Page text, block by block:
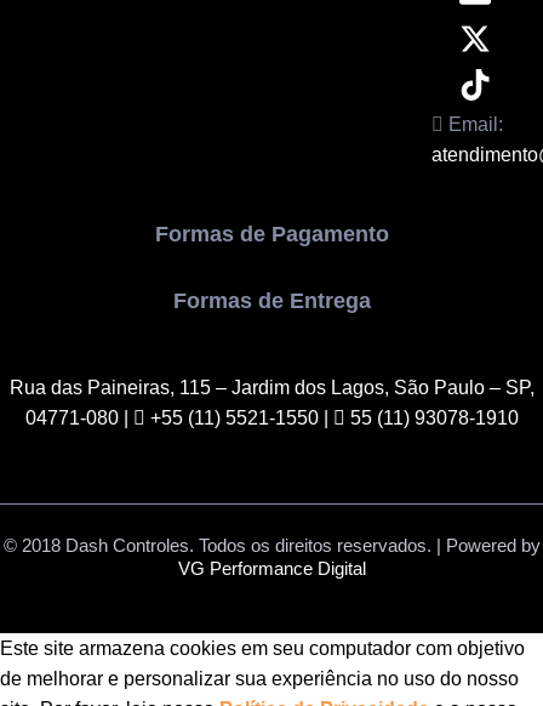
Email:
Formas de Pagamento
Formas de Entrega
Rua das Paineiras, 115 – Jardim dos Lagos, São Paulo – SP,
04771-080| +55 (11) 5521-1550 | 55 (11) 93078-1910
© 2018 Dash Controles. Todos os direitos reservados. | Powered by
VG Performance Digital
Este site armazena cookies em seu computador com objetivo
de melhorar e personalizar sua experiência no uso do nosso